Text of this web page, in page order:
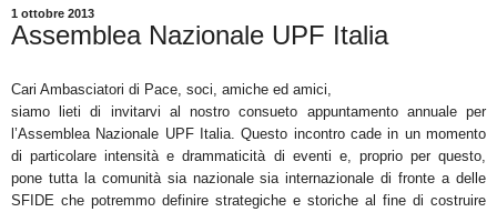
1 ottobre 2013
Assemblea Nazionale UPF Italia
Cari Ambasciatori di Pace, soci, amiche ed amici,
siamo lieti di invitarvi al nostro consueto appuntamento annuale per
l’Assemblea Nazionale UPF Italia. Questo incontro cade in un momento
di particolare intensità e drammaticità di eventi e, proprio per questo,
pone tutta la comunità sia nazionale sia internazionale di fronte a delle
SFIDE che potremmo definire strategiche e storiche al fine di costruire